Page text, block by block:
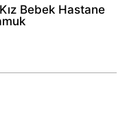
Bebek Hastane